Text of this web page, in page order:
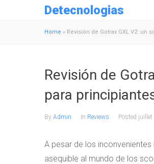
Detecnologias
Home » Revisión de Gotrax GXL V2:
Revisión de
para
By Admin In Reviews Posted
A pesar de los
asequible al mundo de los